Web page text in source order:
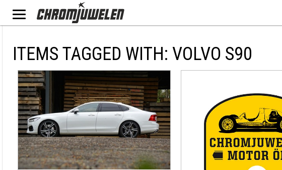
ITEMS TAGGED WITH: VOLVO S90